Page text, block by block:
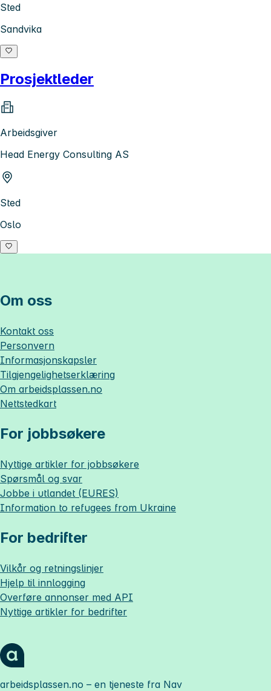
Sted
Sandvika
Prosjektleder
Arbeidsgiver
Head Energy Consulting AS
Sted
Oslo
Om oss
Kontakt oss
Personvern
Informasjonskapsler
Tilgjengelighetserklæring
Om arbeidsplassen.no
Nettstedkart
For jobbsøkere
Nyttige artikler for jobbsøkere
Spørsmål og svar
Jobbe i utlandet (EURES)
Information to refugees from Ukraine
For bedrifter
Vilkår og retningslinjer
Hjelp til innlogging
Overføre annonser med API
Nyttige artikler for bedrifter
arbeidsplassen.no – en tjeneste fra Nav